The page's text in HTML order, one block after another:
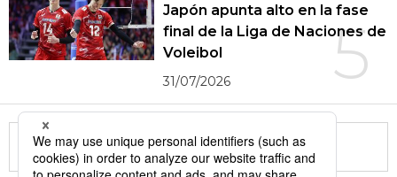
5
Japón apunta alto en la fase
final de la Liga de Naciones de
Voleibol
31/07/2026
More in this series